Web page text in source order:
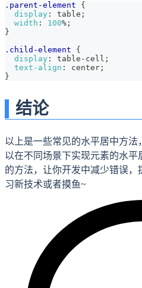
.parent-element
{
display : table ;
width : 100% ;
}
.child-element
{
display : table-cell ;
text-align : center ;
}
结论
以上是一些常见的水平居中方
以在不同场景下实现元素的水
的方法，让你开发中减少错误
习新技术或者摸鱼~